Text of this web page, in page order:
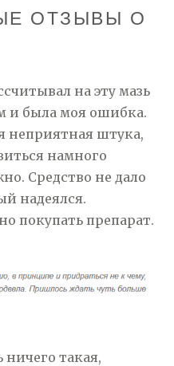
ОТЗЫВЫ О
на эту мазь
и была моя ошибка.
неприятная штука,
намного
Средство не дало
надеялся.
покупать препарат.
ничего такая,